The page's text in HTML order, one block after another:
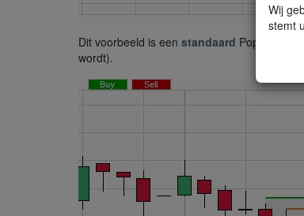
Dit voorbeeld is een standaard PopGun
wordt).
Wij
stemt